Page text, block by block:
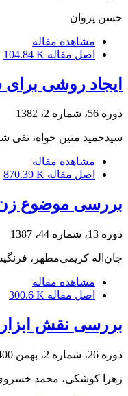
حسن پروان
مشاهده مقاله
اصل مقاله 104.84 K
ایجاد روشی
دوره 56، شماره 2، 1382
سیدحمید متین خواه، تقی
مشاهده مقاله
اصل مقاله 870.39 K
بررسی موضوع زن
دوره 13، شماره 44، 1387
جان‌اله کریمی‌مطهر،
مشاهده مقاله
اصل مقاله 300.6 K
بررسی نقش
دوره 26، شماره 2، بهمن 1400، صفحه
زهرا کوشکی، محمد